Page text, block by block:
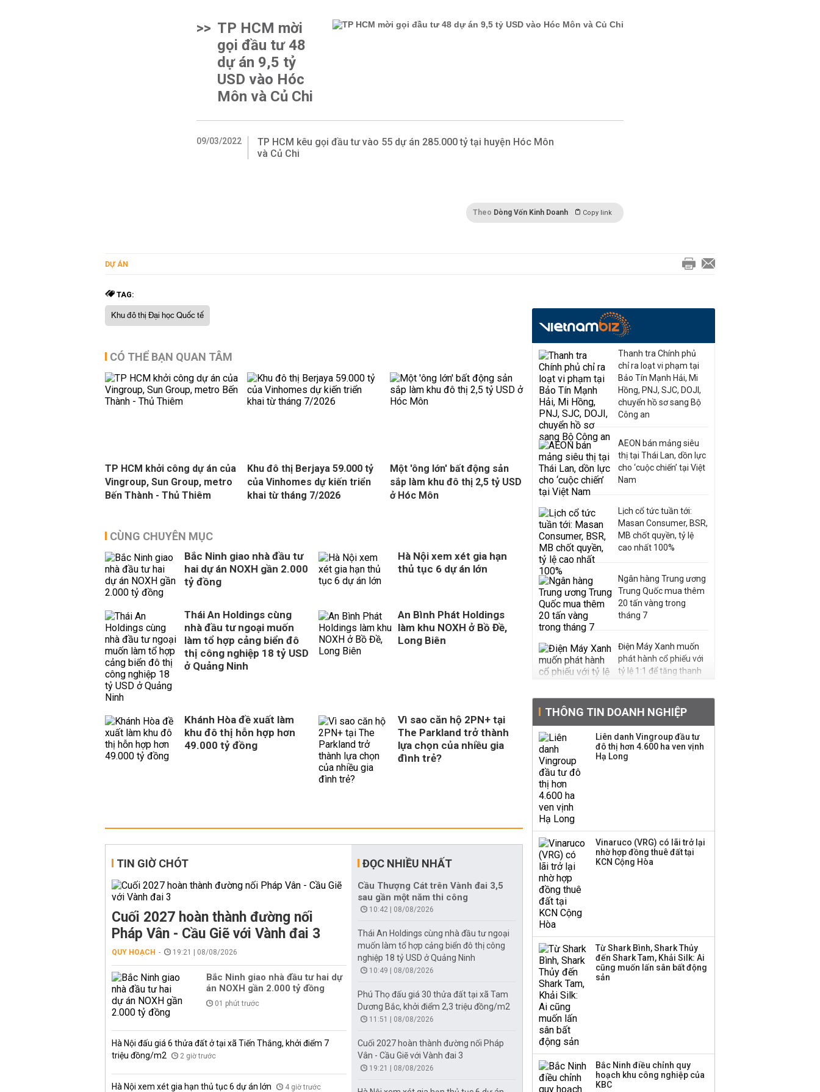
>> TP HCM mời
gọi đầu tư 48
dự án 9,5 tỷ
USD vào Hóc
Môn và Củ Chi
09/03/2022
TP HCM kêu gọi đầu tư vào 55 dự án 285.000 tỷ tại huyện Hóc Môn
và Củ Chi
Theo Dòng Vốn Kinh Doanh Copy link
DỰ ÁN
TAG:
Khu đô thị Đại học Quốc tế
CÓ THỂ BẠN QUAN TÂM
TP HCM khởi công dự án của
Vingroup, Sun Group, metro
Bến Thành - Thủ Thiêm
Khu đô thị Berjaya 59.000 tỷ
của Vinhomes dự kiến triển
khai từ tháng 7/2026
Một 'ông lớn' bất động sản
sắp làm khu đô thị 2,5 tỷ USD
ở Hóc Môn
CÙNG CHUYÊN MỤC
Bắc Ninh giao nhà đầu tư
hai dự án NOXH gần 2.000
tỷ đồng
Hà Nội xem xét gia hạn
thủ tục 6 dự án lớn
Thái An Holdings cùng
nhà đầu tư ngoại muốn
làm tổ hợp cảng biển đô
thị công nghiệp 18 tỷ USD
ở Quảng Ninh
An Bình Phát Holdings
làm khu NOXH ở Bồ Đề,
Long Biên
Khánh Hòa đề xuất làm
khu đô thị hỗn hợp hơn
49.000 tỷ đồng
Vì sao căn hộ 2PN+ tại
The Parkland trở thành
lựa chọn của nhiều gia
đình trẻ?
TIN GIỜ CHÓT
Cuối 2027 hoàn thành đường nối
Pháp Vân - Cầu Giẽ với Vành đai 3
QUY HOẠCH 19:21 | 08/08/2026
Bắc Ninh giao nhà đầu tư hai dự
án NOXH gần 2.000 tỷ đồng
01 phút trước
Hà Nội đấu giá 6 thửa đất ở tại xã Tiến Thắng, khởi điểm 7
triệu đồng/m2
2 giờ trước
Hà Nội xem xét gia hạn thủ tục 6 dự án lớn 4 giờ trước
ĐỌC NHIỀU NHẤT
Cầu Thượng Cát trên Vành đai 3,5
sau gần một năm thi công
10:42 | 08/08/2026
Thái An Holdings cùng nhà đầu tư ngoại
muốn làm tổ hợp cảng biển đô thị công
nghiệp 18 tỷ USD ở Quảng Ninh
10:49 | 08/08/2026
Phú Thọ đấu giá 30 thửa đất tại xã Tam
Dương Bắc, khởi điểm 2,3 triệu đồng/m2
11:51 | 08/08/2026
Cuối 2027 hoàn thành đường nối Pháp
Vân - Cầu Giẽ với Vành đai 3
19:21 | 08/08/2026
Thanh tra Chính phủ
chỉ ra loạt vi phạm tại
Bảo Tín Mạnh Hải, Mi
Hồng, PNJ, SJC, DOJI,
chuyển hồ sơ sang Bộ
Công an
AEON bán mảng siêu
thị tại Thái Lan, dồn lực
cho ‘cuộc chiến’ tại Việt
Nam
Lịch cổ tức tuần tới:
Masan Consumer, BSR,
MB chốt quyền, tỷ lệ
cao nhất 100%
Ngân hàng Trung ương
Trung Quốc mua thêm
20 tấn vàng trong
tháng 7
Điện Máy Xanh muốn
phát hành cổ phiếu với
tỷ lệ 1:1 để tăng thanh
Sau nhịp điều chỉnh
mạnh, CTCK nhìn thấy
cơ hội ở nhóm cổ phiếu
nào?
hàng
TOP 10 ngân hàng lãi
Công ty 100 tỷ của
Huấn Hoa Hồng bỗng
dưng ‘biến mất’, một
THÔNG TIN DOANH NGHIỆP
Liên danh Vingroup đầu tư
đô thị hơn 4.600 ha ven vịnh
Hạ Long
Vinaruco (VRG) có lãi trở lại
nhờ hợp đồng thuê đất tại
KCN Cộng Hòa
Từ Shark Bình, Shark Thủy
đến Shark Tam, Khải Silk: Ai
cũng muốn lấn sân bất động
sản
Bắc Ninh điều chỉnh quy
hoạch khu công nghiệp của
KBC